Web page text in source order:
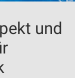
und